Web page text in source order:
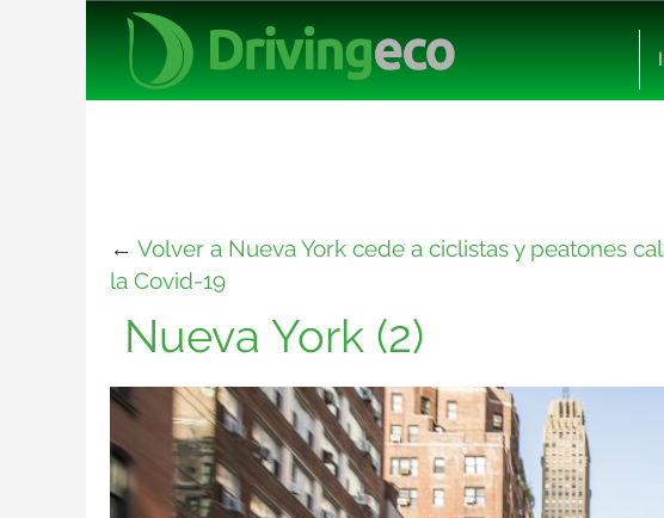
← Volver a Nueva York cede a ciclistas y peatones
la Covid-19
Nueva York (2)